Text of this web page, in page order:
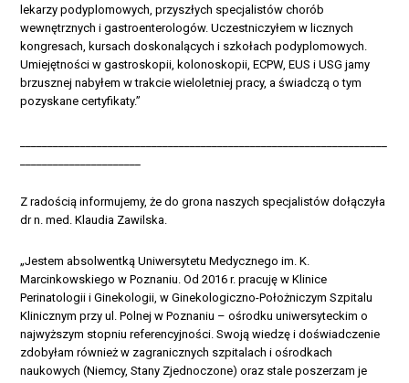
lekarzy podyplomowych, przyszłych specjalistów chorób
wewnętrznych i gastroenterologów. Uczestniczyłem w licznych
kongresach, kursach doskonalących i szkołach podyplomowych.
Umiejętności w gastroskopii, kolonoskopii, ECPW, EUS i USG jamy
brzusznej nabyłem w trakcie wieloletniej pracy, a świadczą o tym
pozyskane certyfikaty.”
Z radością informujemy, że do grona naszych specjalistów dołączyła
dr n. med. Klaudia Zawilska.
„Jestem absolwentką Uniwersytetu Medycznego im. K.
Marcinkowskiego w Poznaniu. Od 2016 r. pracuję w Klinice
Perinatologii i Ginekologii, w Ginekologiczno-Położniczym Szpitalu
Klinicznym przy ul. Polnej w Poznaniu – ośrodku uniwersyteckim o
najwyższym stopniu referencyjności. Swoją wiedzę i doświadczenie
zdobyłam również w zagranicznych szpitalach i ośrodkach
naukowych (Niemcy, Stany Zjednoczone) oraz stale poszerzam je